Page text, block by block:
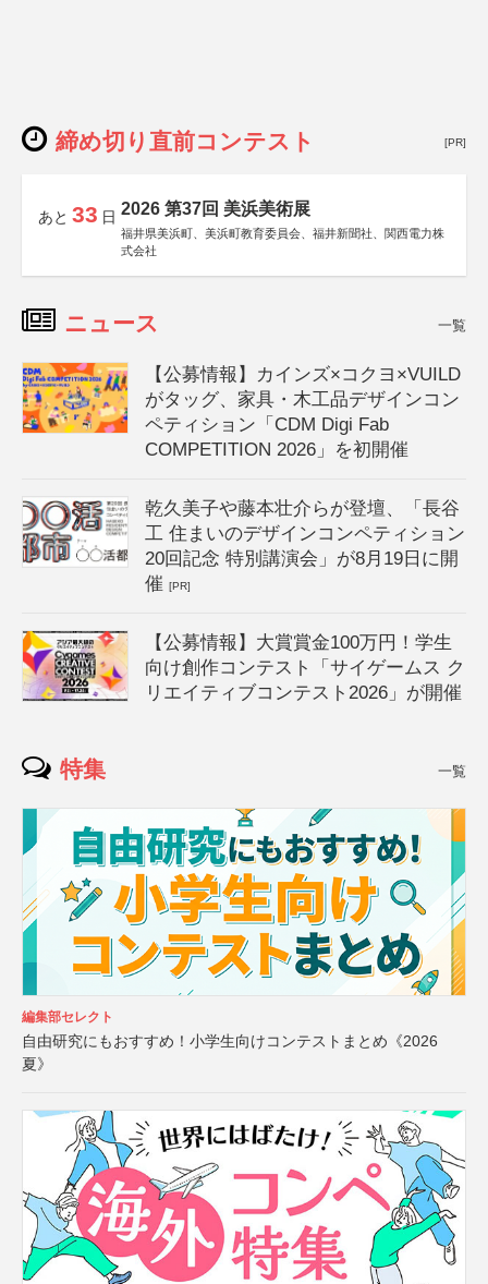
締め切り直前コンテスト [PR]
あと 33 日 2026 第37回 美浜美術展
福井県美浜町、美浜町教育委員会、福井新聞社、関西電力株
式会社
ニュース 一覧
【公募情報】カインズ×コクヨ×VUILD
がタッグ、家具・木工品デザインコン
ペティション「CDM Digi Fab
COMPETITION 2026」を初開催
乾久美子や藤本壮介らが登壇、「長谷
工 住まいのデザインコンペティション
20回記念 特別講演会」が8月19日に開
催[PR]
【公募情報】大賞賞金100万円！学生
向け創作コンテスト「サイゲームス ク
リエイティブコンテスト2026」が開催
特集 一覧
編集部セレクト
自由研究にもおすすめ！小学生向けコンテストまとめ《2026
夏》